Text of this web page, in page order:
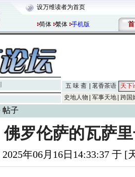
设万维读者为首页
简体 繁体 手机版 首
五 味 斋 茗香茶语
天下
史地人物
军事天地 跨国
帖子
佛罗伦萨的瓦萨
2025年06月16日14:33:37 于